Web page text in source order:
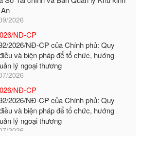
NĐ-CP
2026/NĐ-CP của Chính phủ: Quy
và biện pháp để tổ chức, hướng
lý ngoại thương
2026
NĐ-CP
2026/NĐ-CP của Chính phủ: Quy
và biện pháp để tổ chức, hướng
lý ngoại thương
2026
TT-BTC
2026/TT-BTC của Bộ Tài chính: Bãi